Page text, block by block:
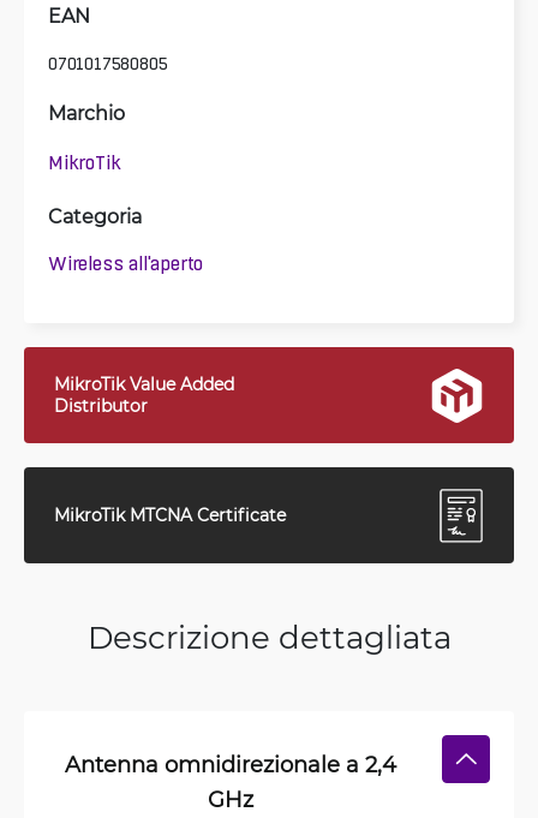
EAN
0701017580805
Marchio
MikroTik
Categoria
Wireless all'aperto
MikroTik Value Added
Distributor
MikroTik MTCNA Certificate
Descrizione dettagliata
Antenna omnidirezionale a 2,4
GHz